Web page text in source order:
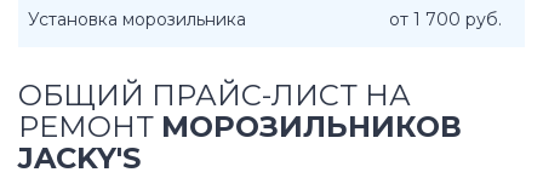
Установка морозильника от 1 700 руб.
ОБЩИЙ ПРАЙС-ЛИСТ НА
РЕМОНТ МОРОЗИЛЬНИКОВ
JACKY'S